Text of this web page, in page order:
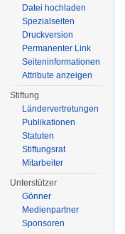
Datei hochladen
Spezialseiten
Druckversion
Permanenter Link
Seiten­informationen
Attribute anzeigen
Stiftung
Ländervertretungen
Publikationen
Statuten
Stiftungsrat
Mitarbeiter
Unterstützer
Gönner
Medienpartner
Sponsoren